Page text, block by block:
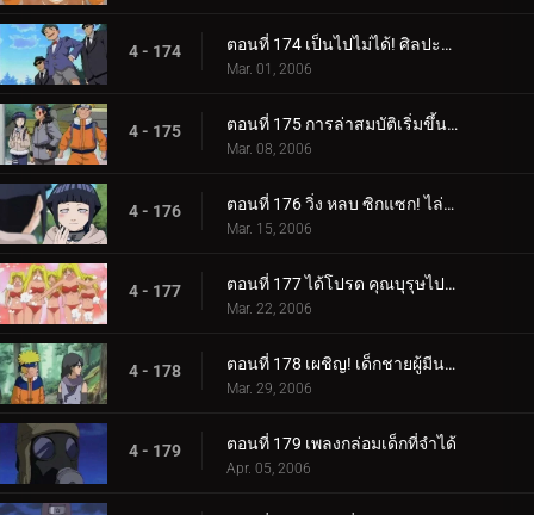
4 - 174 ตอนที่ 174 เป็นไปไม่ได้! ศิลปะนินจาคนดัง - Jutsu สไตล์เงิน!
Mar. 01, 2006
4 - 175 ตอนที่ 175 การล่าสมบัติเริ่มขึ้นแล้ว!
Mar. 08, 2006
4 - 176 ตอนที่ 176 วิ่ง หลบ ซิกแซก! ไล่ล่าหรือถูกไล่ล่า!
Mar. 15, 2006
4 - 177 ตอนที่ 177 ได้โปรด คุณบุรุษไปรษณีย์!!
Mar. 22, 2006
4 - 178 ตอนที่ 178 เผชิญ! เด็กชายผู้มีนามแห่งดวงดาว
Mar. 29, 2006
4 - 179 ตอนที่ 179 เพลงกล่อมเด็กที่จำได้
Apr. 05, 2006